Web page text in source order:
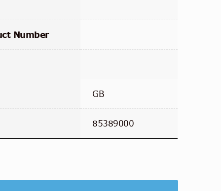
Number
GB
85389000